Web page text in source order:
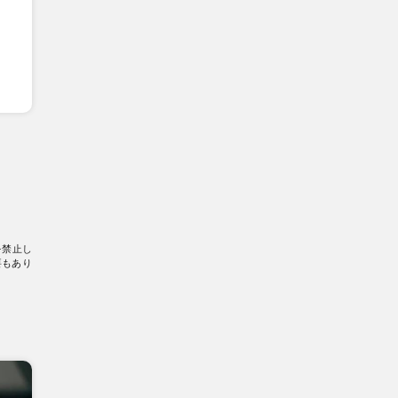
止し
あり